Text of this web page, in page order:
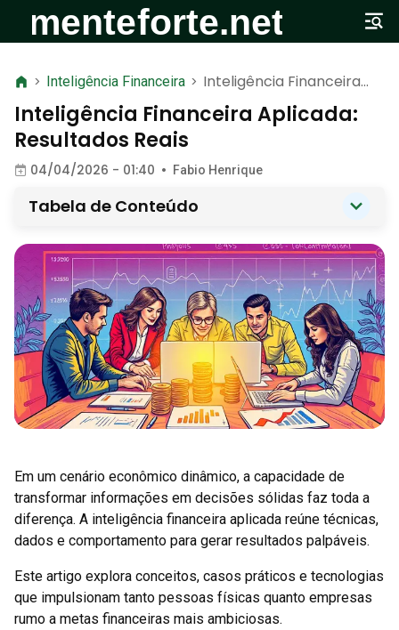
> Inteligência Financeira > Inteligência Financeira
Aplicada: Resultados
Reais
Inteligência Financeira Aplicada:
Resultados Reais
04/04/2026 - 01:40 • Fabio Henrique
Tabela de Conteúdo
Em um cenário econômico dinâmico, a capacidade de
transformar informações em decisões sólidas faz toda a
diferença. A inteligência financeira aplicada reúne técnicas,
dados e comportamento para gerar resultados palpáveis.
Este artigo explora conceitos, casos práticos e tecnologias
que impulsionam tanto pessoas físicas quanto empresas
rumo a metas financeiras mais ambiciosas.